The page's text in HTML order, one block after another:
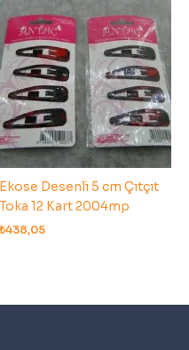
Ekose Desenli 5 cm Çıtçıt
Toka 12 Kart 2004mp
₺438,05